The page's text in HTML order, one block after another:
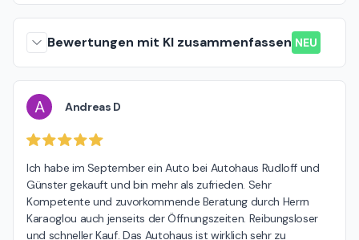
Bewertungen mit KI zusammenfassen NEU
A Andreas D
Ich habe im September ein Auto bei Autohaus Rudloff und
Günster gekauft und bin mehr als zufrieden. Sehr
Kompetente und zuvorkommende Beratung durch Herrn
Karaoglou auch jenseits der Öffnungszeiten. Reibungsloser
und schneller Kauf. Das Autohaus ist wirklich sehr zu